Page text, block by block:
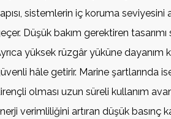
sistemlerin iç koruma seviyesini
Düşük bakım gerektiren
yüksek rüzgâr yüküne dayanım
hâle getirir. Marine şartlarında
olması uzun süreli kullanım
verimliliğini artıran düşük basınç